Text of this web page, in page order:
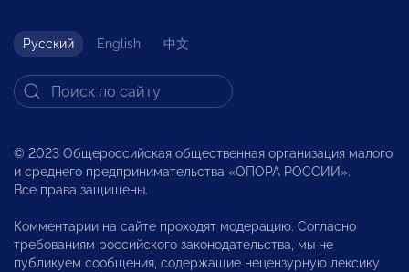
Русский English 中文
© 2023 Общероссийская общественная организация малого
и среднего предпринимательства «ОПОРА РОССИИ».
Все права защищены.
Комментарии на сайте проходят модерацию. Согласно
требованиям российского законодательства, мы не
публикуем сообщения, содержащие нецензурную лексику